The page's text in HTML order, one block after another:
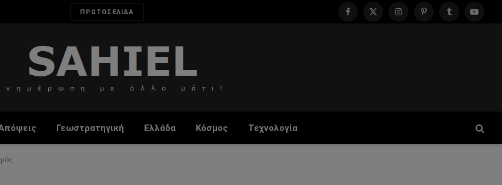
ΠΡΩΤΟΣΕΛΙΔΑ
Facebook
X
InstagramPinterestTumblr
Γεωστρατηγική Ελλάδα Κόσμος Τεχνολογία